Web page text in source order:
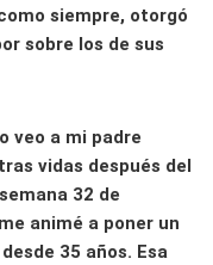
siempre, otorgó
sobre los de sus
veo a mi padre
vidas después del
32 de
animé a poner un
35 años. Esa